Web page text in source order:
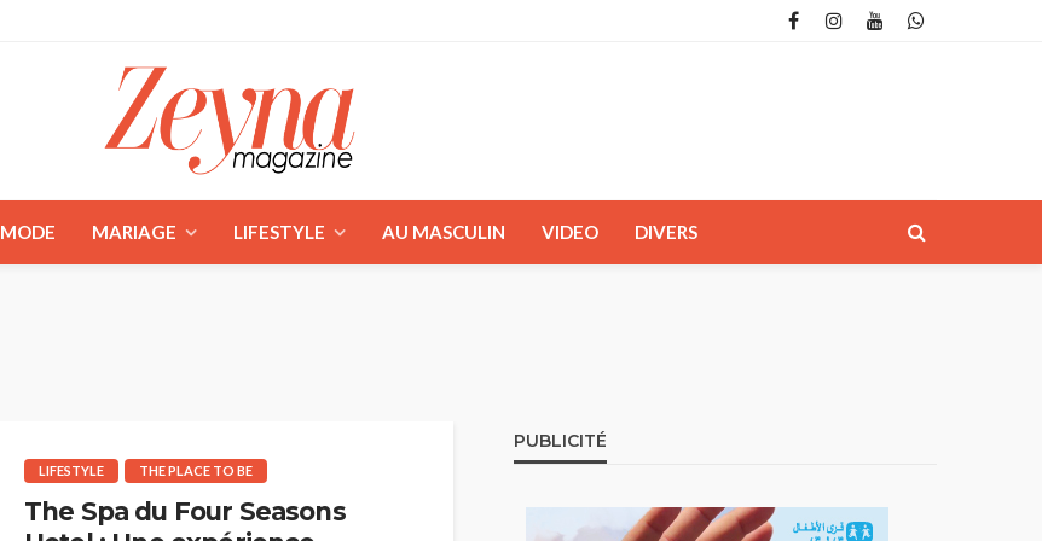
MODE MARIAGE LIFESTYLE AU MASCULIN VIDEO DIVERS
LIFESTYLE THE PLACE TO BE
The Spa du Four Seasons
PUBLICITÉ